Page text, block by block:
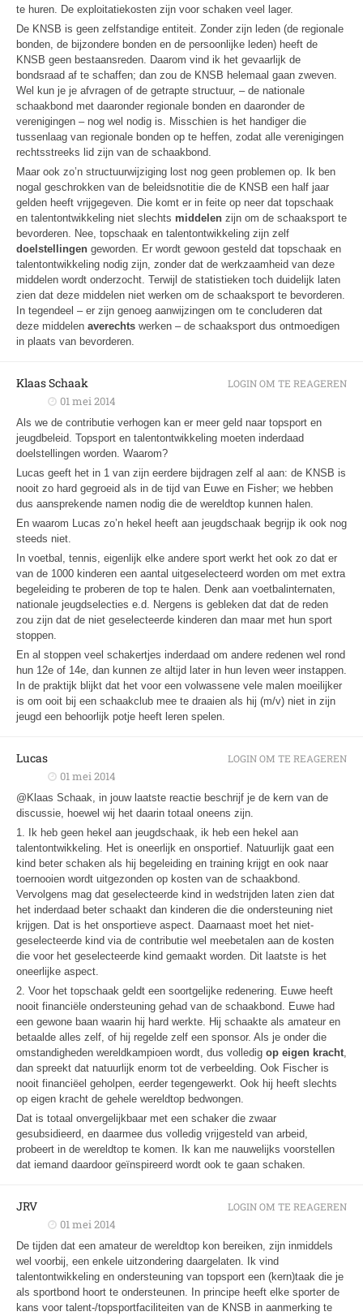
te huren. De exploitatiekosten zijn voor schaken veel lager.
De KNSB is geen zelfstandige entiteit. Zonder zijn leden (de regionale
bonden, de bijzondere bonden en de persoonlijke leden) heeft de
KNSB geen bestaansreden. Daarom vind ik het gevaarlijk de
bondsraad af te schaffen; dan zou de KNSB helemaal gaan zweven.
Wel kun je je afvragen of de getrapte structuur, – de nationale
schaakbond met daaronder regionale bonden en daaronder de
verenigingen – nog wel nodig is. Misschien is het handiger die
tussenlaag van regionale bonden op te heffen, zodat alle verenigingen
rechtsstreeks lid zijn van de schaakbond.
Maar ook zo’n structuurwijziging lost nog geen problemen op. Ik ben
nogal geschrokken van de beleidsnotitie die de KNSB een half jaar
gelden heeft vrijgegeven. Die komt er in feite op neer dat topschaak
en talentontwikkeling niet slechts middelen zijn om de schaaksport te
bevorderen. Nee, topschaak en talentontwikkeling zijn zelf
doelstellingen geworden. Er wordt gewoon gesteld dat topschaak en
talentontwikkeling nodig zijn, zonder dat de werkzaamheid van deze
middelen wordt onderzocht. Terwijl de statistieken toch duidelijk laten
zien dat deze middelen niet werken om de schaaksport te bevorderen.
In tegendeel – er zijn genoeg aanwijzingen om te concluderen dat
deze middelen averechts werken – de schaaksport dus ontmoedigen
in plaats van bevorderen.
Klaas Schaak
01 mei 2014
Als we de contributie verhogen kan er meer geld naar topsport en
jeugdbeleid. Topsport en talentontwikkeling moeten inderdaad
doelstellingen worden. Waarom?
Lucas geeft het in 1 van zijn eerdere bijdragen zelf al aan: de KNSB is
nooit zo hard gegroeid als in de tijd van Euwe en Fisher; we hebben
dus aansprekende namen nodig die de wereldtop kunnen halen.
En waarom Lucas zo’n hekel heeft aan jeugdschaak begrijp ik ook nog
steeds niet.
In voetbal, tennis, eigenlijk elke andere sport werkt het ook zo dat er
van de 1000 kinderen een aantal uitgeselecteerd worden om met extra
begeleiding te proberen de top te halen. Denk aan voetbalinternaten,
nationale jeugdselecties e.d. Nergens is gebleken dat dat de reden
zou zijn dat de niet geselecteerde kinderen dan maar met hun sport
stoppen.
En al stoppen veel schakertjes inderdaad om andere redenen wel rond
hun 12e of 14e, dan kunnen ze altijd later in hun leven weer instappen.
In de praktijk blijkt dat het voor een volwassene vele malen moeilijker
is om ooit bij een schaakclub mee te draaien als hij (m/v) niet in zijn
jeugd een behoorlijk potje heeft leren spelen.
LOGIN OM TE REAGEREN
Lucas
01 mei 2014
@Klaas Schaak, in jouw laatste reactie beschrijf je de kern van de
discussie, hoewel wij het daarin totaal oneens zijn.
1. Ik heb geen hekel aan jeugdschaak, ik heb een hekel aan
talentontwikkeling. Het is oneerlijk en onsportief. Natuurlijk gaat een
kind beter schaken als hij begeleiding en training krijgt en ook naar
toernooien wordt uitgezonden op kosten van de schaakbond.
Vervolgens mag dat geselecteerde kind in wedstrijden laten zien dat
het inderdaad beter schaakt dan kinderen die die ondersteuning niet
krijgen. Dat is het onsportieve aspect. Daarnaast moet het niet-
geselecteerde kind via de contributie wel meebetalen aan de kosten
die voor het geselecteerde kind gemaakt worden. Dit laatste is het
oneerlijke aspect.
2. Voor het topschaak geldt een soortgelijke redenering. Euwe heeft
nooit financiële ondersteuning gehad van de schaakbond. Euwe had
een gewone baan waarin hij hard werkte. Hij schaakte als amateur en
betaalde alles zelf, of hij regelde zelf een sponsor. Als je onder die
omstandigheden wereldkampioen wordt, dus volledig op eigen kracht,
dan spreekt dat natuurlijk enorm tot de verbeelding. Ook Fischer is
nooit financiëel geholpen, eerder tegengewerkt. Ook hij heeft slechts
op eigen kracht de gehele wereldtop bedwongen.
Dat is totaal onvergelijkbaar met een schaker die zwaar
gesubsidieerd, en daarmee dus volledig vrijgesteld van arbeid,
probeert in de wereldtop te komen. Ik kan me nauwelijks voorstellen
dat iemand daardoor geïnspireerd wordt ook te gaan schaken.
LOGIN OM TE REAGEREN
JRV
01 mei 2014
De tijden dat een amateur de wereldtop kon bereiken, zijn inmiddels
wel voorbij, een enkele uitzondering daargelaten. Ik vind
talentontwikkeling en ondersteuning van topsport een (kern)taak die je
als sportbond hoort te ondersteunen. In principe heeft elke sporter de
kans voor talent-/topsportfaciliteiten van de KNSB in aanmerking te
LOGIN OM TE REAGEREN